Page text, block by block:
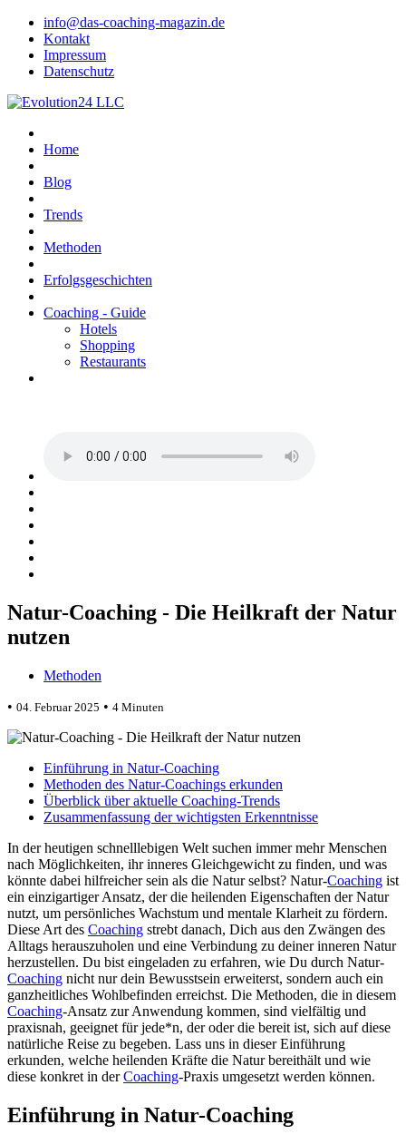
info@das-coaching-magazin.de
Kontakt
Impressum
Datenschutz
Home
Blog
Trends
Methoden
Erfolgsgeschichten
Coaching - Guide
Hotels
Shopping
Restaurants
Natur-Coaching - Die Heilkraft der Natur
nutzen
Methoden
• 04. Februar 2025 • 4 Minuten
Einführung in Natur-Coaching
Methoden des Natur-Coachings erkunden
Überblick über aktuelle Coaching-Trends
Zusammenfassung der wichtigsten Erkenntnisse
In der heutigen schnelllebigen Welt suchen immer mehr Menschen
nach Möglichkeiten, ihr inneres Gleichgewicht zu finden, und was
könnte dabei hilfreicher sein als die Natur selbst? Natur-Coaching ist
ein einzigartiger Ansatz, der die heilenden Eigenschaften der Natur
nutzt, um persönliches Wachstum und mentale Klarheit zu fördern.
Diese Art des Coaching strebt danach, Dich aus den Zwängen des
Alltags herauszuholen und eine Verbindung zu deiner inneren Natur
herzustellen. Du bist eingeladen zu erfahren, wie Du durch Natur-
Coaching nicht nur dein Bewusstsein erweiterst, sondern auch ein
ganzheitliches Wohlbefinden erreichst. Die Methoden, die in diesem
Coaching-Ansatz zur Anwendung kommen, sind vielfältig und
praxisnah, geeignet für jede*n, der oder die bereit ist, sich auf diese
natürliche Reise zu begeben. Lass uns in dieser Einführung
erkunden, welche heilenden Kräfte die Natur bereithält und wie
diese konkret in derCoaching-Praxis umgesetzt werden können.
Einführung in Natur-Coaching